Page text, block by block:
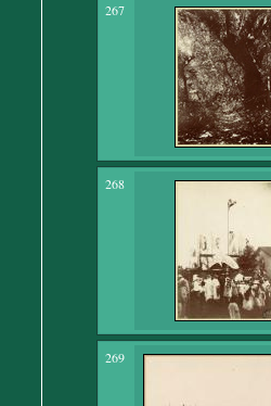
267
268
269